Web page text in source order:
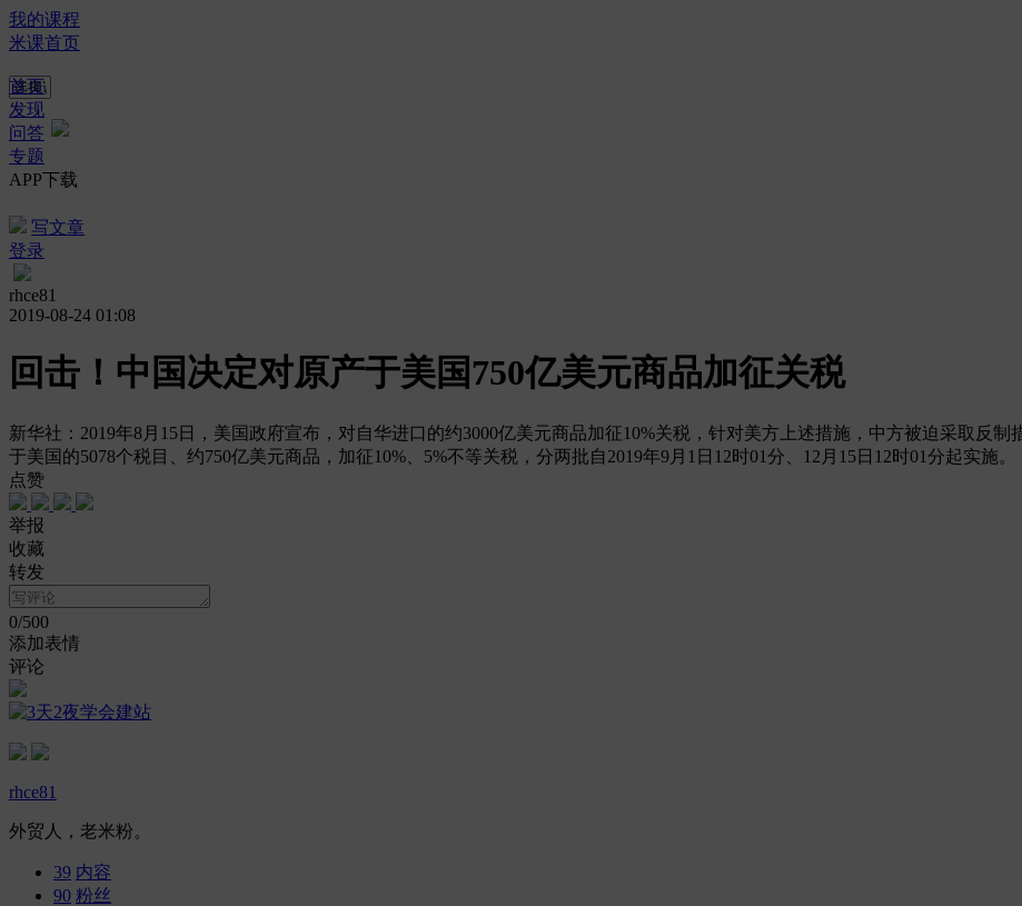
我的课程
米课首页
首页
发现
问答
专题
APP下载
写文章
登录
rhce81
2019-08-24 01:08
回击！中国决定对原产于美国750亿美元商品加征关税
新华社：2019年8月15日，美国政府宣布，对自华进口的约3000亿美元商品加征10%关税，针对美方上述措施，中方被迫采取反
于美国的5078个税目、约750亿美元商品，加征10%、5%不等关税，分两批自2019年9月1日12时01分、12月15日12时01分起实施。
点赞
举报
收藏
转发
0/500
添加表情
评论
rhce81
外贸人，老米粉。
39 内容
90 粉丝